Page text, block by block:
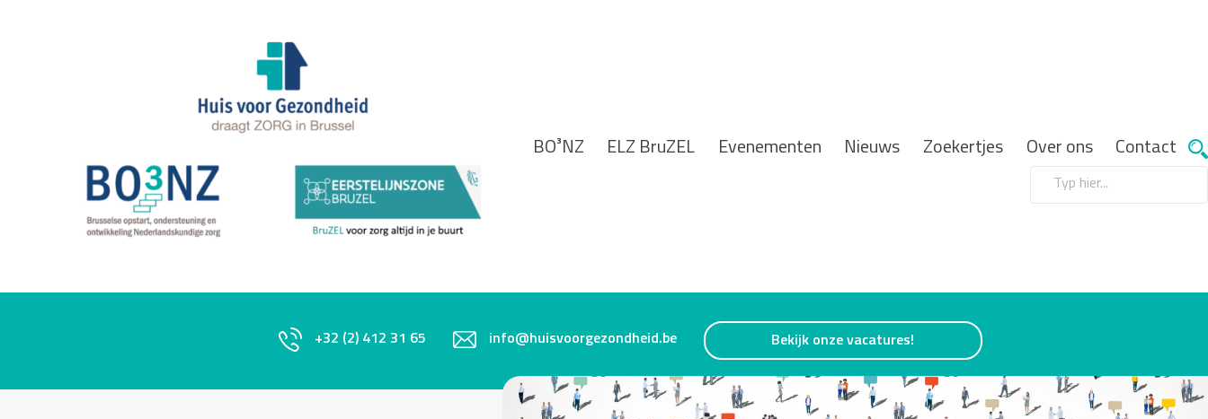
BO³NZ ELZ BruZEL Evenementen Nieuws Zoekertjes Over ons Contact
+32 (2) 412 31 65 info@huisvoorgezondheid.be Bekijk onze vacatures!